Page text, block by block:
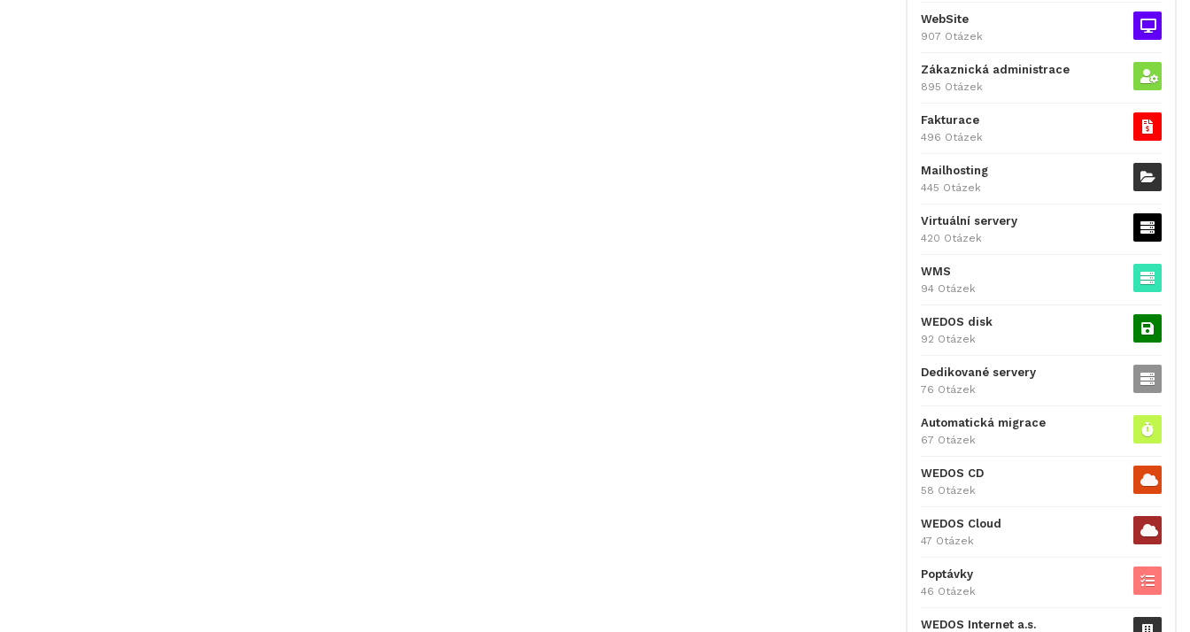
WebSite
907 Otázek
Zákaznická administrace
895 Otázek
Fakturace
496 Otázek
Mailhosting
445 Otázek
Virtuální servery
420 Otázek
WMS
94 Otázek
WEDOS disk
92 Otázek
Dedikované servery
76 Otázek
Automatická migrace
67 Otázek
WEDOS CD
58 Otázek
WEDOS Cloud
47 Otázek
Poptávky
46 Otázek
WEDOS Internet a.s.